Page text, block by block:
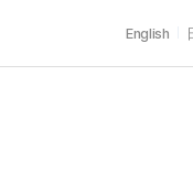
English